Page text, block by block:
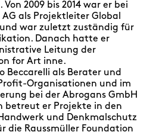
2009 bis 2014 war er bei
als Projektleiter Global
war zuletzt zuständig für
Danach hatte er
Leitung der
for Art inne.
Beccarelli als Berater und
Organisationen und im
bei der Abrogans GmbH
betreut er Projekte in den
und Denkmalschutz
die Raussmüller Foundation